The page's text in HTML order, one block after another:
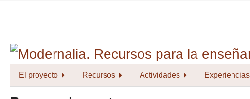
El proyecto Recursos Actividades Experiencias